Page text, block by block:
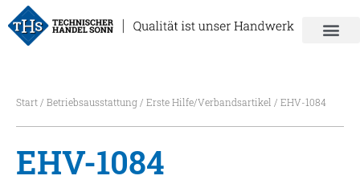
Start/ Betriebsausstattung/ Erste Hilfe/Verbandsartikel / EHV-1084
EHV-1084